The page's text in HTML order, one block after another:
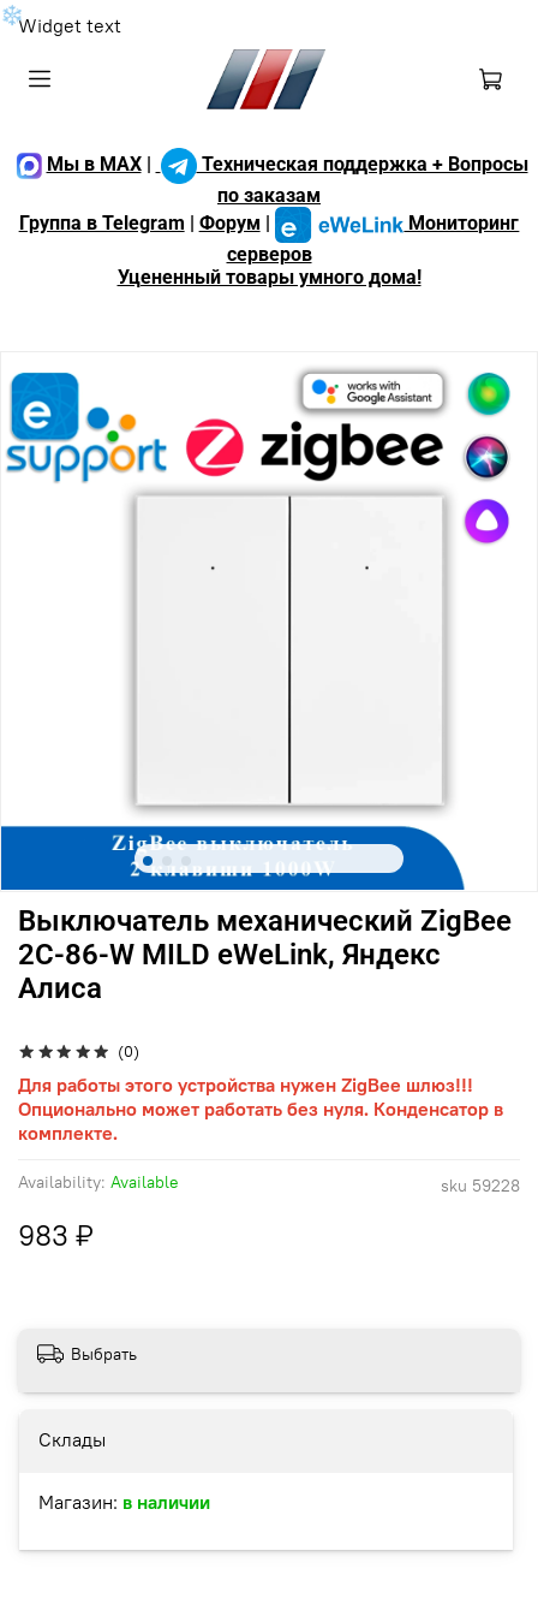
❄Widget text
Мы в MAX|
Техническая поддержка + Вопросы
по заказам
Группа в Telegram
Форум
Мониторинг
серверов
Уцененный товары умного дома!
(0)
sku 59228
Availability: Available
Выключатель механический ZigBee
2C-86-W MILD eWeLink, Яндекс
Алиса
983 ₽
Для работы этого устройства нужен ZigBee шлюз!!!
Опционально может работать без нуля. Конденсатор в
комплекте.
Склады
Магазин: в наличии
Выбрать